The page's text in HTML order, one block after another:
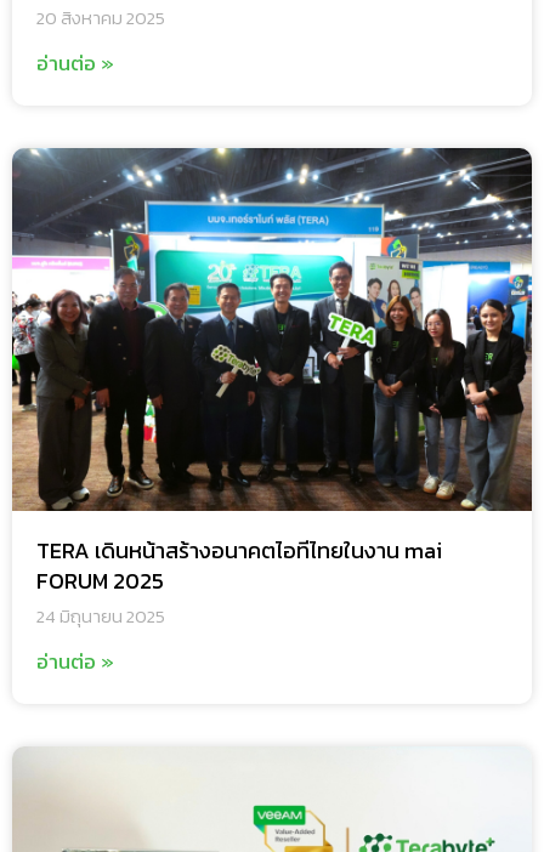
20 สิงหาคม 2025
อ่านต่อ »
TERA เดินหน้าสร้างอนาคตไอทีไทยในงาน mai
FORUM 2025
24 มิถุนายน 2025
อ่านต่อ »